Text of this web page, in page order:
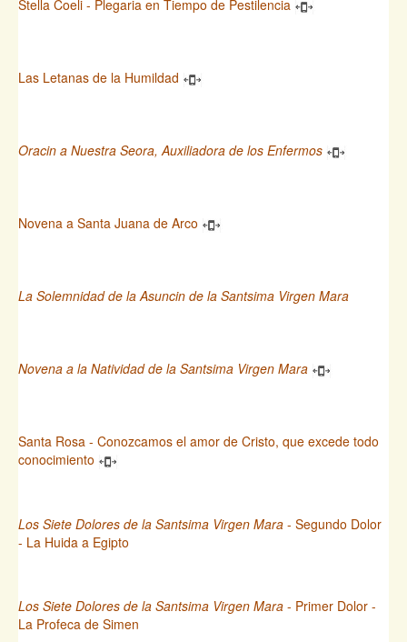
Stella Coeli - Plegaria en Tiempo de Pestilencia
Las Letanas de la Humildad
Oracin a Nuestra Seora, Auxiliadora de los Enfermos
Novena a Santa Juana de Arco
La Solemnidad de la Asuncin de la Santsima Virgen Mara
Novena a la Natividad de la Santsima Virgen Mara
Santa Rosa - Conozcamos el amor de Cristo, que excede todo
conocimiento
Los Siete Dolores de la Santsima Virgen Mara - Segundo Dolor
- La Huida a Egipto
Los Siete Dolores de la Santsima Virgen Mara - Primer Dolor -
La Profeca de Simen